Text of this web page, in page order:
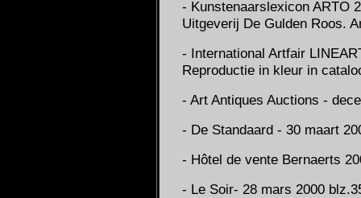
- Kunstenaarslexicon ARTO
Uitgeverij De Gulden Roos.
- International Artfair
Reproductie in kleur in
- Art Antiques Auctions -
- De Standaard - 30 maart
- Hôtel de vente Bernaerts
- Le Soir- 28 mars 2000